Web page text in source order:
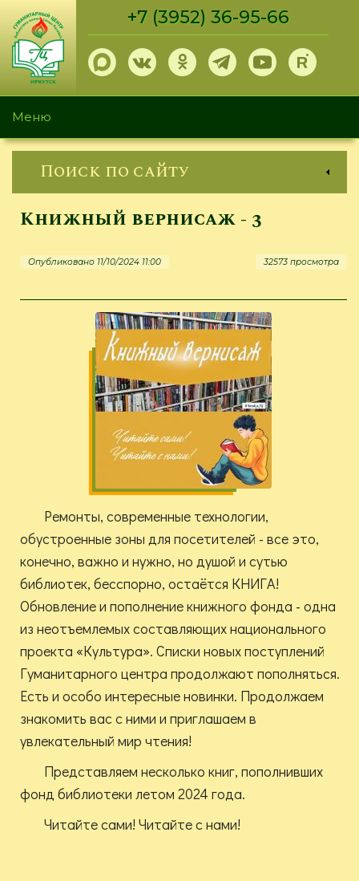
Перейти
основному
содержанию
+7 (3952) 36-95-66
Меню
Поиск по сайту
Книжный вернисаж - 3
Опубликовано 11/10/2024 11:00 32573 просмотра
Ремонты, современные технологии,
обустроенные зоны для посетителей - все это,
конечно, важно и нужно, но душой и сутью
библиотек, бесспорно, остаётся КНИГА!
Обновление и пополнение книжного фонда - одна
из неотъемлемых составляющих национального
проекта «Культура». Списки новых поступлений
Гуманитарного центра продолжают пополняться.
Есть и особо интересные новинки. Продолжаем
знакомить вас с ними и приглашаем в
увлекательный мир чтения!
Представляем несколько книг, пополнивших
фонд библиотеки летом 2024 года.
Читайте сами! Читайте с нами!